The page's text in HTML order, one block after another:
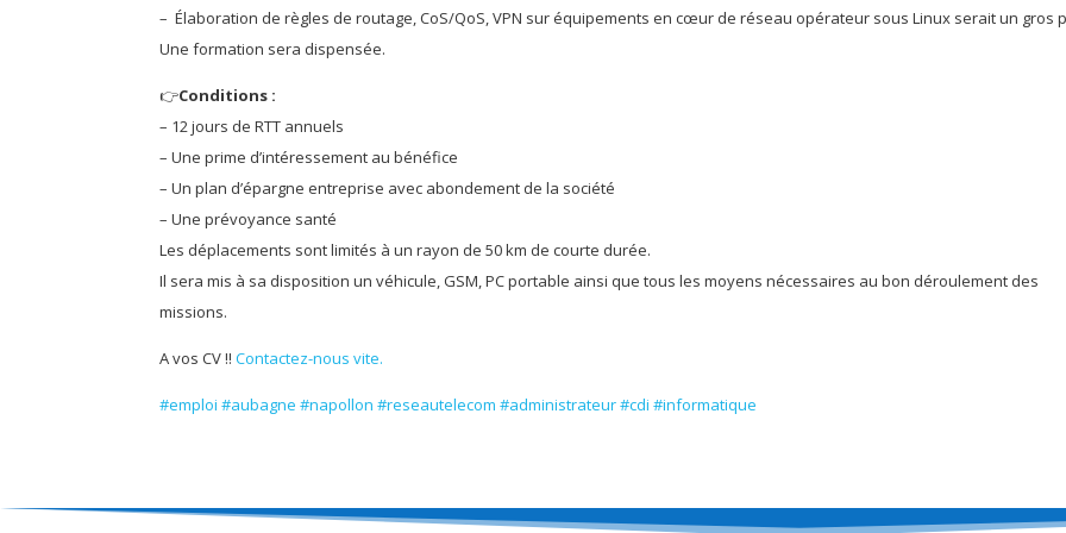
– Élaboration de règles de routage, CoS/QoS, VPN sur équipements en cœur de réseau opérateur sous Linux serait un gros
Une formation sera dispensée.
👉Conditions :
– 12 jours de RTT annuels
– Une prime d’intéressement au bénéfice
– Un plan d’épargne entreprise avec abondement de la société
– Une prévoyance santé
Les déplacements sont limités à un rayon de 50 km de courte durée.
Il sera mis à sa disposition un véhicule, GSM, PC portable ainsi que tous les moyens nécessaires au bon déroulement des
missions.
A vos CV !!Contactez-nous vite.
#emploi #aubagne #napollon #reseautelecom #administrateur#cdi #informatique